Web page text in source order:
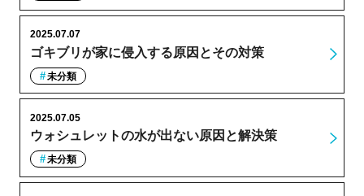
ゴキブリが家に侵入する原因とその対策
2025.07.07
未分類
ウォシュレットの水が出ない原因と解決策
2025.07.05
未分類